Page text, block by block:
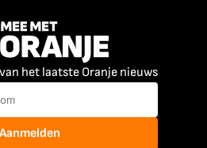
het laatste Oranje nieuws
Aanmelden